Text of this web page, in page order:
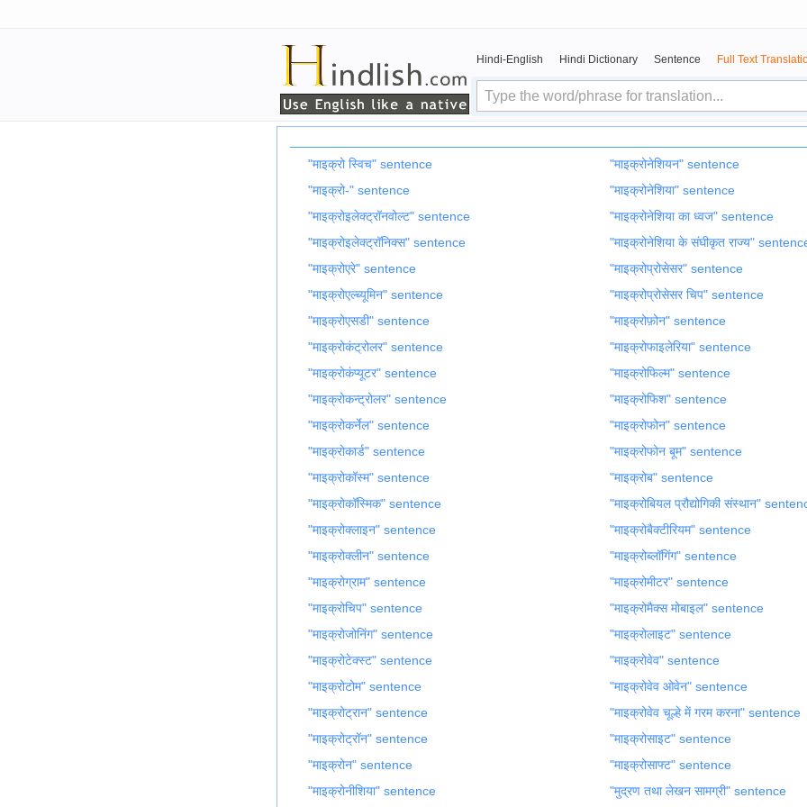
Hindi-English Hindi Dictionary Sentence Full Text
"माइक्रो स्विच" sentence
"माइक्रो-" sentence
"माइक्रोइलेक्ट्रॉनवोल्ट" sentence
"माइक्रोइलेक्ट्रॉनिक्स" sentence
"माइक्रोएरे" sentence
"माइक्रोएल्ब्यूमिन" sentence
"माइक्रोएसडी" sentence
"माइक्रोकंट्रोलर" sentence
"माइक्रोकंप्यूटर" sentence
"माइक्रोकन्ट्रोलर" sentence
"माइक्रोकर्नेल" sentence
"माइक्रोकार्ड" sentence
"माइक्रोकॉस्म" sentence
"माइक्रोकॉस्मिक" sentence
"माइक्रोक्लाइन" sentence
"माइक्रोक्लीन" sentence
"माइक्रोग्राम" sentence
"माइक्रोचिप" sentence
"माइक्रोजोनिंग" sentence
"माइक्रोटेक्स्ट" sentence
"माइक्रोटोम" sentence
"माइक्रोट्रान" sentence
"माइक्रोट्रॉन" sentence
"माइक्रोन" sentence
"माइक्रोनीशिया" sentence
"माइक्रोनेशियन" sentence
"माइक्रोनेशिया" sentence
"माइक्रोनेशिया का ध्वज" sentence
"माइक्रोनेशिया के संघीकृत राज्य"
"माइक्रोप्रोसेसर" sentence
"माइक्रोप्रोसेसर चिप" sentence
"माइक्रोफ़ोन" sentence
"माइक्रोफाइलेरिया" sentence
"माइक्रोफिल्म" sentence
"माइक्रोफिश" sentence
"माइक्रोफोन" sentence
"माइक्रोफोन बूम" sentence
"माइक्रोब" sentence
"माइक्रोबियल प्रौद्योगिकी संस्थान"
"माइक्रोबैक्टीरियम" sentence
"माइक्रोब्लॉगिंग" sentence
"माइक्रोमीटर" sentence
"माइक्रोमैक्स मोबाइल" sentence
"माइक्रोलाइट" sentence
"माइक्रोवेव" sentence
"माइक्रोवेव ओवेन" sentence
"माइक्रोवेव चूल्हे में गरम करना" sentence
"माइक्रोसाइट" sentence
"माइक्रोसाफ्ट" sentence
"मुद्रण तथा लेखन सामग्री" sentence